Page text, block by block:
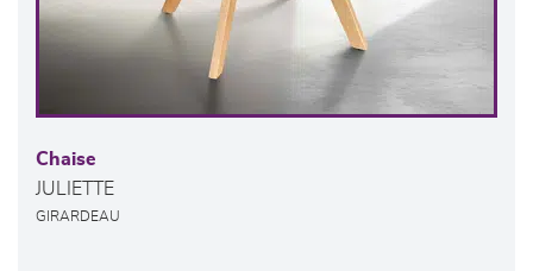
Chaise
JULIETTE
GIRARDEAU